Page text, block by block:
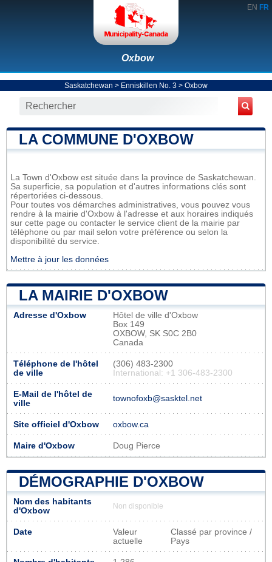
EN FR
Oxbow
Saskatchewan > Enniskillen No. 3 > Oxbow
LA COMMUNE D'OXBOW
La Town d'Oxbow est située dans la province de Saskatchewan.
Sa superficie, sa population et d'autres informations clés sont
répertoriées ci-dessous.
Pour toutes vos démarches administratives, vous pouvez vous
rendre à la mairie d'Oxbow à l'adresse et aux horaires indiqués
sur cette page ou contacter le service client de la mairie par
téléphone ou par mail selon votre préférence ou selon la
disponibilité du service.
Mettre à jour les données
LA MAIRIE D'OXBOW
Adresse d'Oxbow
Hôtel de ville d'Oxbow
Box 149
OXBOW, SK S0C 2B0
Canada
Téléphone de l'hôtel
de ville
(306) 483-2300
International: +1 306-483-2300
E-Mail de l'hôtel de
ville
townofoxb@sasktel.net
Site officiel d'Oxbow oxbow.ca
Maire d'Oxbow Doug Pierce
DÉMOGRAPHIE D'OXBOW
Nom des habitants
d'Oxbow
Non disponible
Date
Valeur
actuelle
Classé par province /
Pays